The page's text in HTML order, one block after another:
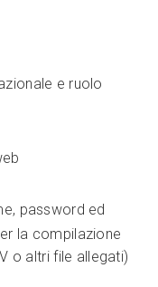
e ruolo
password ed
la compilazione
o altri file allegati)